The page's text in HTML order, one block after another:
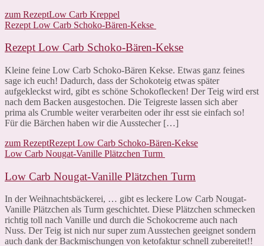
zum RezeptLow Carb Kreppel
Rezept Low Carb Schoko-Bären-Kekse
Rezept Low Carb Schoko-Bären-Kekse
Kleine feine Low Carb Schoko-Bären Kekse. Etwas ganz feines
sage ich euch! Dadurch, dass der Schokoteig etwas später
aufgekleckst wird, gibt es schöne Schokoflecken! Der Teig wird erst
nach dem Backen ausgestochen. Die Teigreste lassen sich aber
prima als Crumble weiter verarbeiten oder ihr esst sie einfach so!
Für die Bärchen haben wir die Ausstecher […]
zum RezeptRezept Low Carb Schoko-Bären-Kekse
Low Carb Nougat-Vanille Plätzchen Turm
Low Carb Nougat-Vanille Plätzchen Turm
In der Weihnachtsbäckerei, … gibt es leckere Low Carb Nougat-
Vanille Plätzchen als Turm geschichtet. Diese Plätzchen schmecken
richtig toll nach Vanille und durch die Schokocreme auch nach
Nuss. Der Teig ist nich nur super zum Ausstechen geeignet sondern
auch dank der Backmischungen von ketofaktur schnell zubereitet!!